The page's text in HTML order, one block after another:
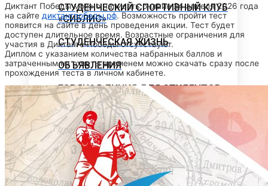
СТУДЕНЧЕСКИЙ СПОРТИВНЫЙ КЛУБ
«СИБЛИС»
СТУДЕНЧЕСКАЯ ЖИЗНЬ
ОБЪЯВЛЕНИЯ
ГОРЯЧАЯ ЛИНИЯ ДЛЯ СТУДЕНТОВ
СВОДНЫЕ ГРАФИКИ УЧЕБНОГО
ПРОЦЕССА
ЭЛЕКТРОННАЯ ИНФОРМАЦИОННО-
ОБРАЗОВАТЕЛЬНАЯ СРЕДА
МЕТОДИЧЕСКИЙ КАБИНЕТ
Диктант Победы можно написать онлайн 24 апреля 2026 года
на сайте диктантпобеды.рф. Возможность пройти тест
появится на сайте в день проведения акции. Тест будет
доступен длительное время. Возрастные ограничения для
участия в Диктанте Победы отсутствуют.
Диплом с указанием количества набранных баллов и
затраченным на ответы временем можно скачать сразу после
прохождения теста в личном кабинете.